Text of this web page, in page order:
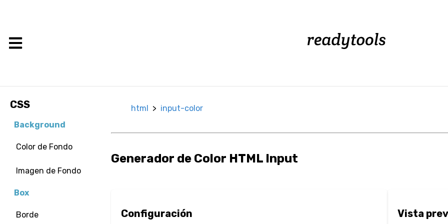
CSS
Background
Color de Fondo
Imagen de Fondo
Box
Borde
html > input-color
Generador de Color HTML Input
Configuración Vista